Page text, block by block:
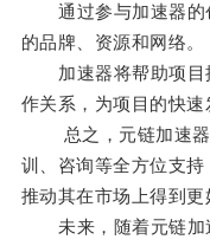
通过参与加速器的
的品牌、资源和网络。
加速器将帮助项目
作关系，为项目的快速
总之，元链加速器
训、咨询等全方位支
推动其在市场上得到更
未来，随着元链加